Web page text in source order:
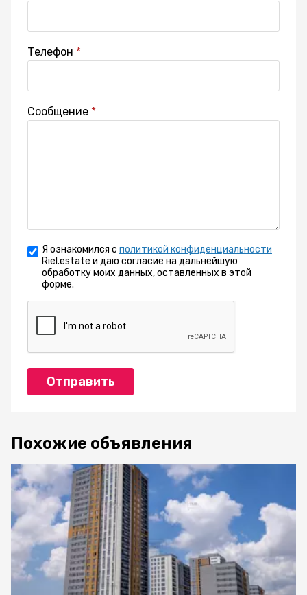
Телефон
Сообщение
Я ознакомился с политикой конфиденциальности
Riel.estate и даю согласие на дальнейшую
обработку моих данных, оставленных в этой
форме.
Отправить
Похожие объявления